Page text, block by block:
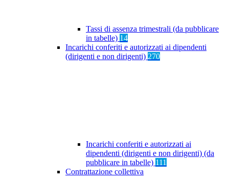
Tassi di assenza trimestrali (da pubblicare
in tabelle) 14
Incarichi conferiti e autorizzati ai dipendenti
(dirigenti e non dirigenti) 270
Incarichi conferiti e autorizzati ai
dipendenti (dirigenti e non dirigenti) (da
pubblicare in tabelle) 111
Contrattazione collettiva